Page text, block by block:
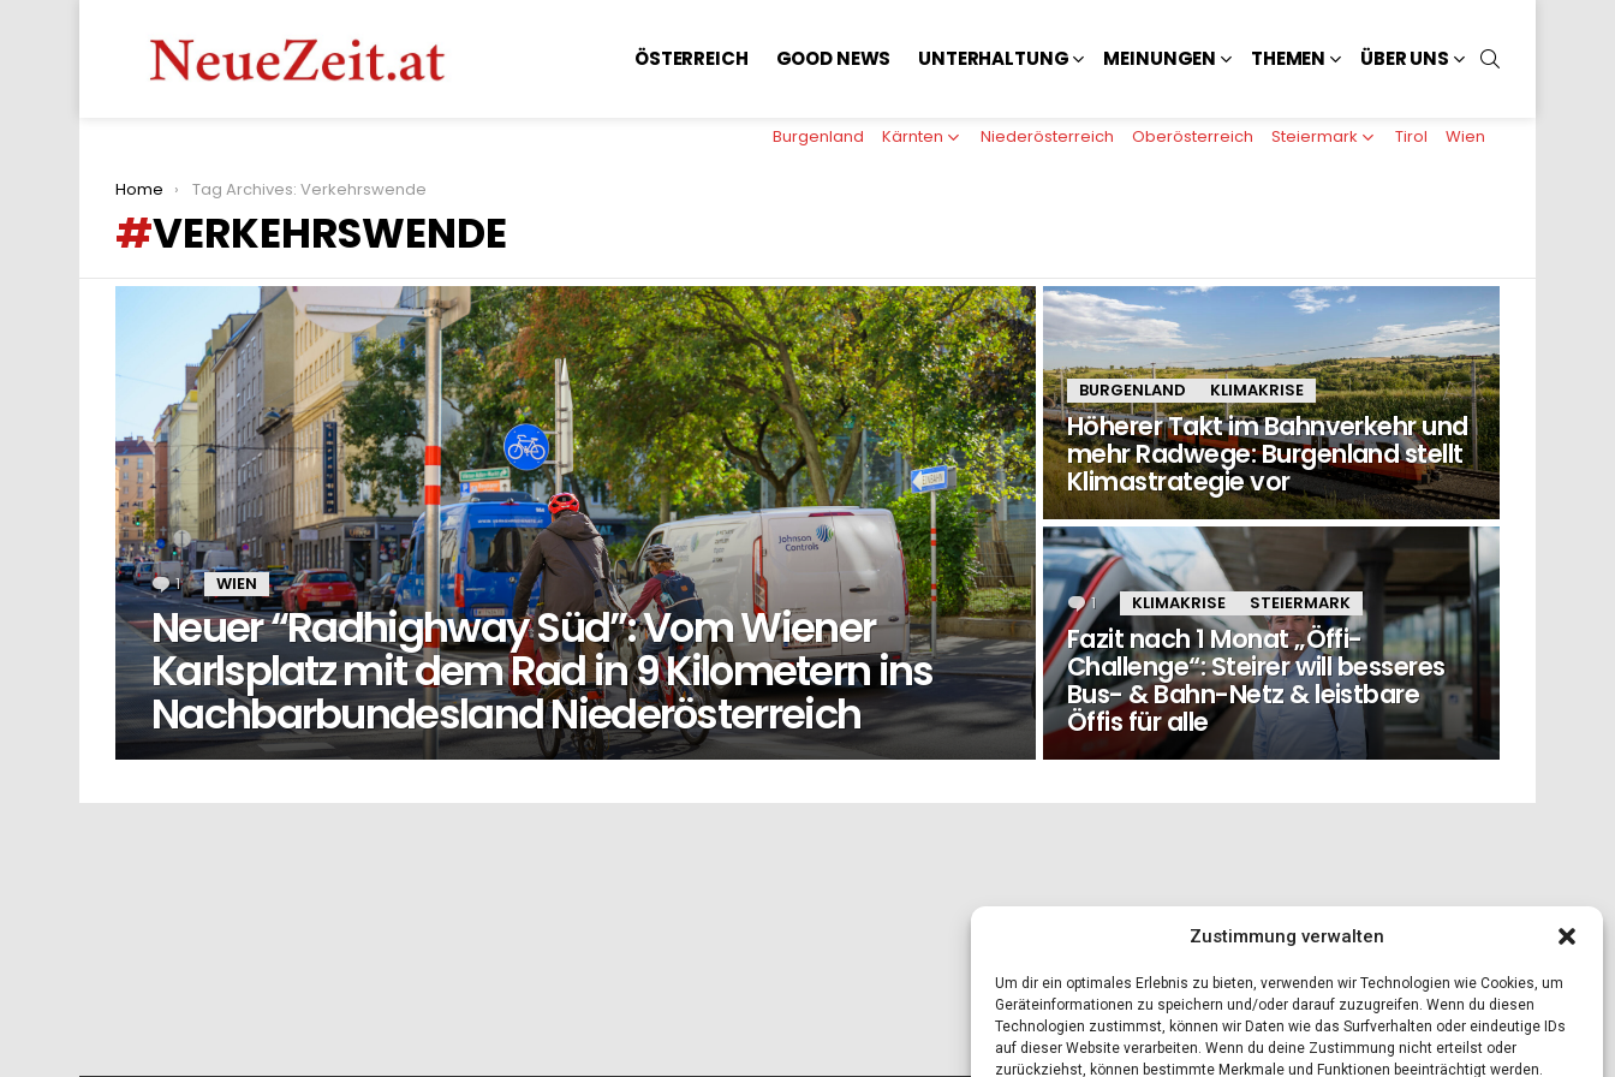
Zustimmung verwalten
Um dir ein optimales Erlebnis zu bieten, verwenden wir Technologien wie Cookies, um
Geräteinformationen zu speichern und/oder darauf zuzugreifen. Wenn du diesen
Technologien zustimmst, können wir Daten wie das Surfverhalten oder eindeutige IDs
auf dieser Website verarbeiten. Wenn du deine Zustimmung nicht erteilst oder
zurückziehst, können bestimmte Merkmale und Funktionen beeinträchtigt werden.
ÖSTERREICH GOOD NEWS UNTERHALTUNG MEINUNGEN THEMEN ÜBER UNS
Burgenland Kärnten Niederösterreich Oberösterreich Steiermark Tirol Wien
You are here:
Home Tag Archives: Verkehrswende
VERKEHRSWENDE
STORIES
1 Kommentar
WIEN
Neuer “Radhighway Süd”: Vom Wiener
Karlsplatz mit dem Rad in 9 Kilometern ins
Nachbarbundesland Niederösterreich
BURGENLAND KLIMAKRISE
Höherer Takt im Bahnverkehr und
mehr Radwege: Burgenland stellt
Klimastrategie vor
1 Kommentar
KLIMAKRISE STEIERMARK
Fazit nach 1 Monat „Öffi-
Challenge“: Steirer will besseres
Bus- & Bahn-Netz & leistbare
Öffis für alle